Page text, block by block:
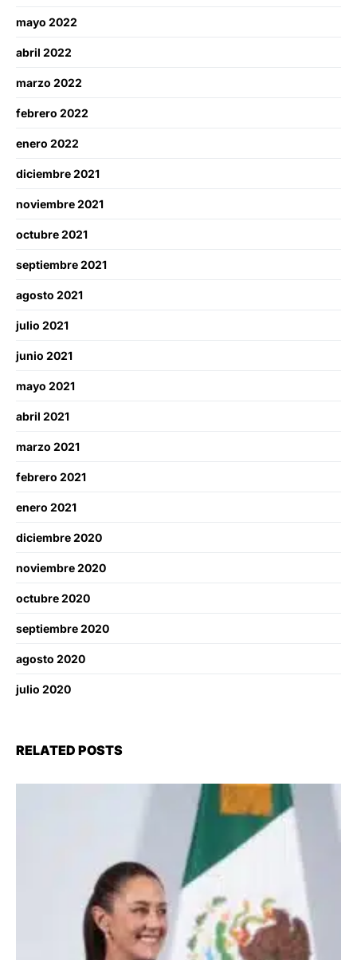
mayo 2022
abril 2022
marzo 2022
febrero 2022
enero 2022
diciembre 2021
noviembre 2021
octubre 2021
septiembre 2021
agosto 2021
julio 2021
junio 2021
mayo 2021
abril 2021
marzo 2021
febrero 2021
enero 2021
diciembre 2020
noviembre 2020
octubre 2020
septiembre 2020
agosto 2020
julio 2020
RELATED POSTS